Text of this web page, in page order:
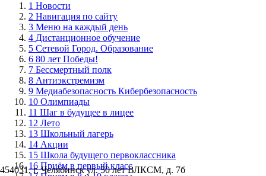
454031, г. Челябинск ул. 50 лет ВЛКСМ, д. 7б
1 Новости
2 Навигация по сайту
3 Меню на каждый день
4 Дистанционное обучение
5 Сетевой Город. Образование
6 80 лет Победы!
7 Бессмертный полк
8 Антиэкстремизм
9 Медиабезопасность Кибербезопасность
10 Олимпиады
11 Шаг в будущее в лицее
12 Лето
13 Школьный лагерь
14 Акции
15 Школа будущего первоклассника
16 Приём в первый класс